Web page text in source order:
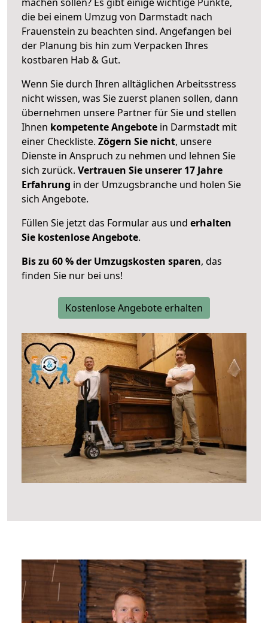
die bei einem Umzug von Darmstadt nach
Frauenstein zu beachten sind. Angefangen bei
der Planung bis hin zum Verpacken Ihres
kostbaren Hab & Gut.
Wenn Sie durch Ihren alltäglichen Arbeitsstress
nicht wissen, was Sie zuerst planen sollen, dann
übernehmen unsere Partner für Sie und stellen
Ihnen kompetente Angebote in Darmstadt mit
einer Checkliste. Zögern Sie nicht, unsere
Dienste in Anspruch zu nehmen und lehnen Sie
sich zurück. Vertrauen Sie unserer 17 Jahre
Erfahrung in der Umzugsbranche und holen Sie
sich Angebote.
Füllen Sie jetzt das Formular aus und erhalten
Sie kostenlose Angebote.
Bis zu 60 % der Umzugskosten sparen, das
finden Sie nur bei uns!
Kostenlose Angebote erhalten